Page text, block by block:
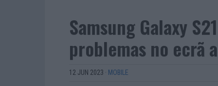
Samsung Galaxy
problemas no ecrã
12 JUN 2023 · MOBILE